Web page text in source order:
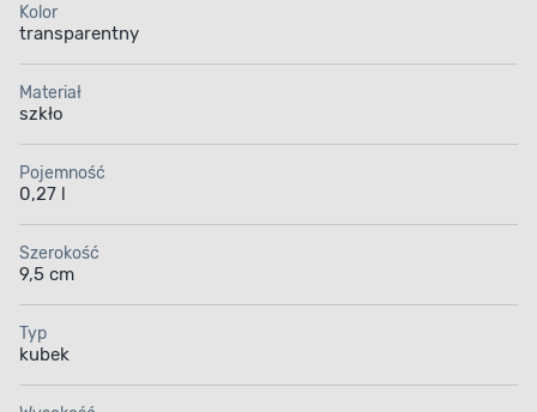
Kolor
transparentny
Materiał
szkło
Pojemność
0,27 l
Szerokość
9,5 cm
Typ
kubek